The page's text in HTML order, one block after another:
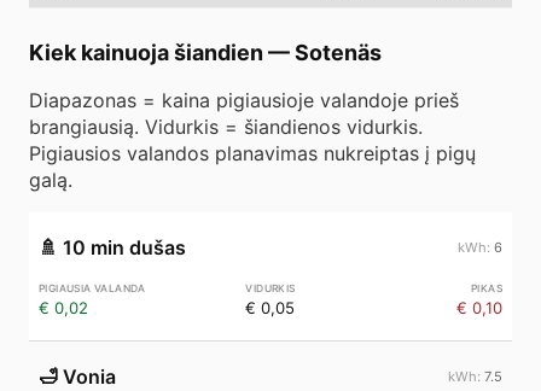
Kiek kainuoja šiandien —Sotenäs
Diapazonas = kaina pigiausioje valandoje prieš
brangiausią. Vidurkis = šiandienos vidurkis.
Pigiausios valandos planavimas nukreiptas į pigų
galą.
🚿 10 min dušas 6
€ 0,02 € 0,05 € 0,10
🛁 Vonia 7.5